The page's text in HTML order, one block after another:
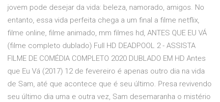
jovem pode desejar da vida: beleza, namorado, amigos. No
entanto, essa vida perfeita chega a um final a filme netflix,
filme online, filme animado, mm filmes hd, ANTES QUE EU VÁ
(filme completo dublado) Full HD DEADPOOL 2 - ASSISTA
FILME DE COMÉDIA COMPLETO 2020 DUBLADO EM HD Antes
que Eu Vá (2017) 12 de fevereiro é apenas outro dia na vida
de Sam, até que acontece que é seu último. Presa revivendo
seu último dia uma e outra vez, Sam desemaranha o mistério